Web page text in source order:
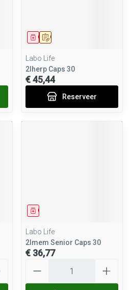
Op voorschrift
Geneesmiddel
Labo Life
2lherp Caps 30
€ 45,44
Reserveer
Geneesmiddel
Labo Life
2lmem Senior Caps 30
€ 36,77